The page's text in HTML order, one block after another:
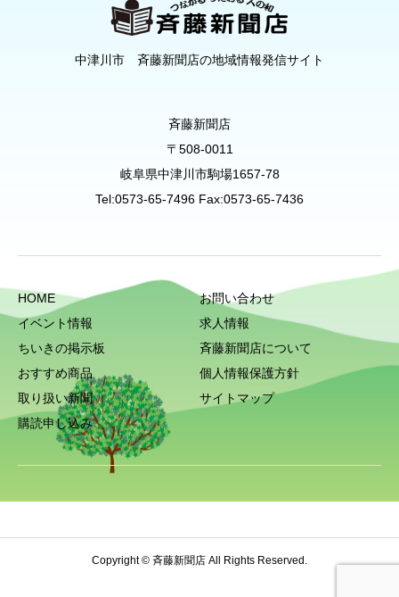
中津川市 斉藤新聞店の地域情報発信サイト
斉藤新聞店
〒508-0011
岐阜県中津川市駒場1657-78
Tel:0573-65-7496 Fax:0573-65-7436
HOME
イベント情報
ちいきの掲示板
おすすめ商品
取り扱い新聞
購読申し込み
お問い合わせ
求人情報
斉藤新聞店について
個人情報保護方針
サイトマップ
Copyright © 斉藤新聞店 All Rights Reserved.